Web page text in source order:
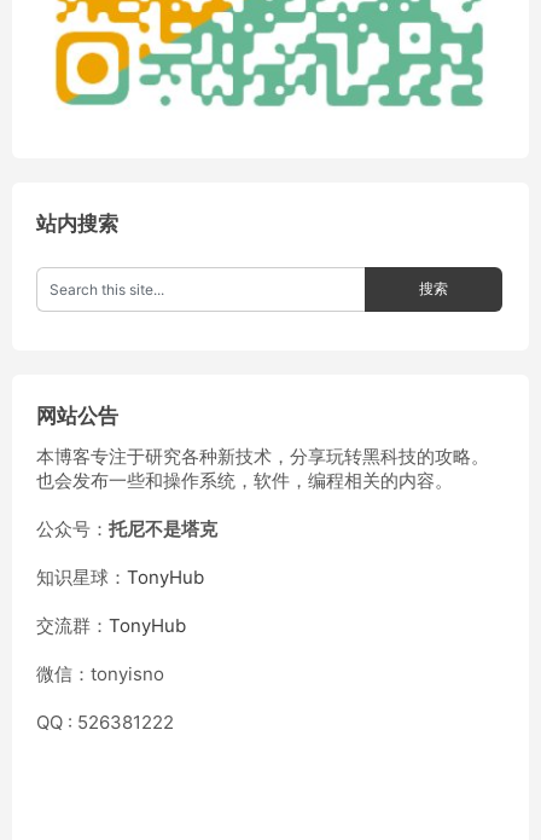
站内搜索
网站公告
本博客专注于研究各种新技术，分享玩转黑科技的攻略。
也会发布一些和操作系统，软件，编程相关的内容。
公众号： 托尼不是塔克
知识星球： TonyHub
交流群： TonyHub
微信：tonyisno
QQ : 526381222